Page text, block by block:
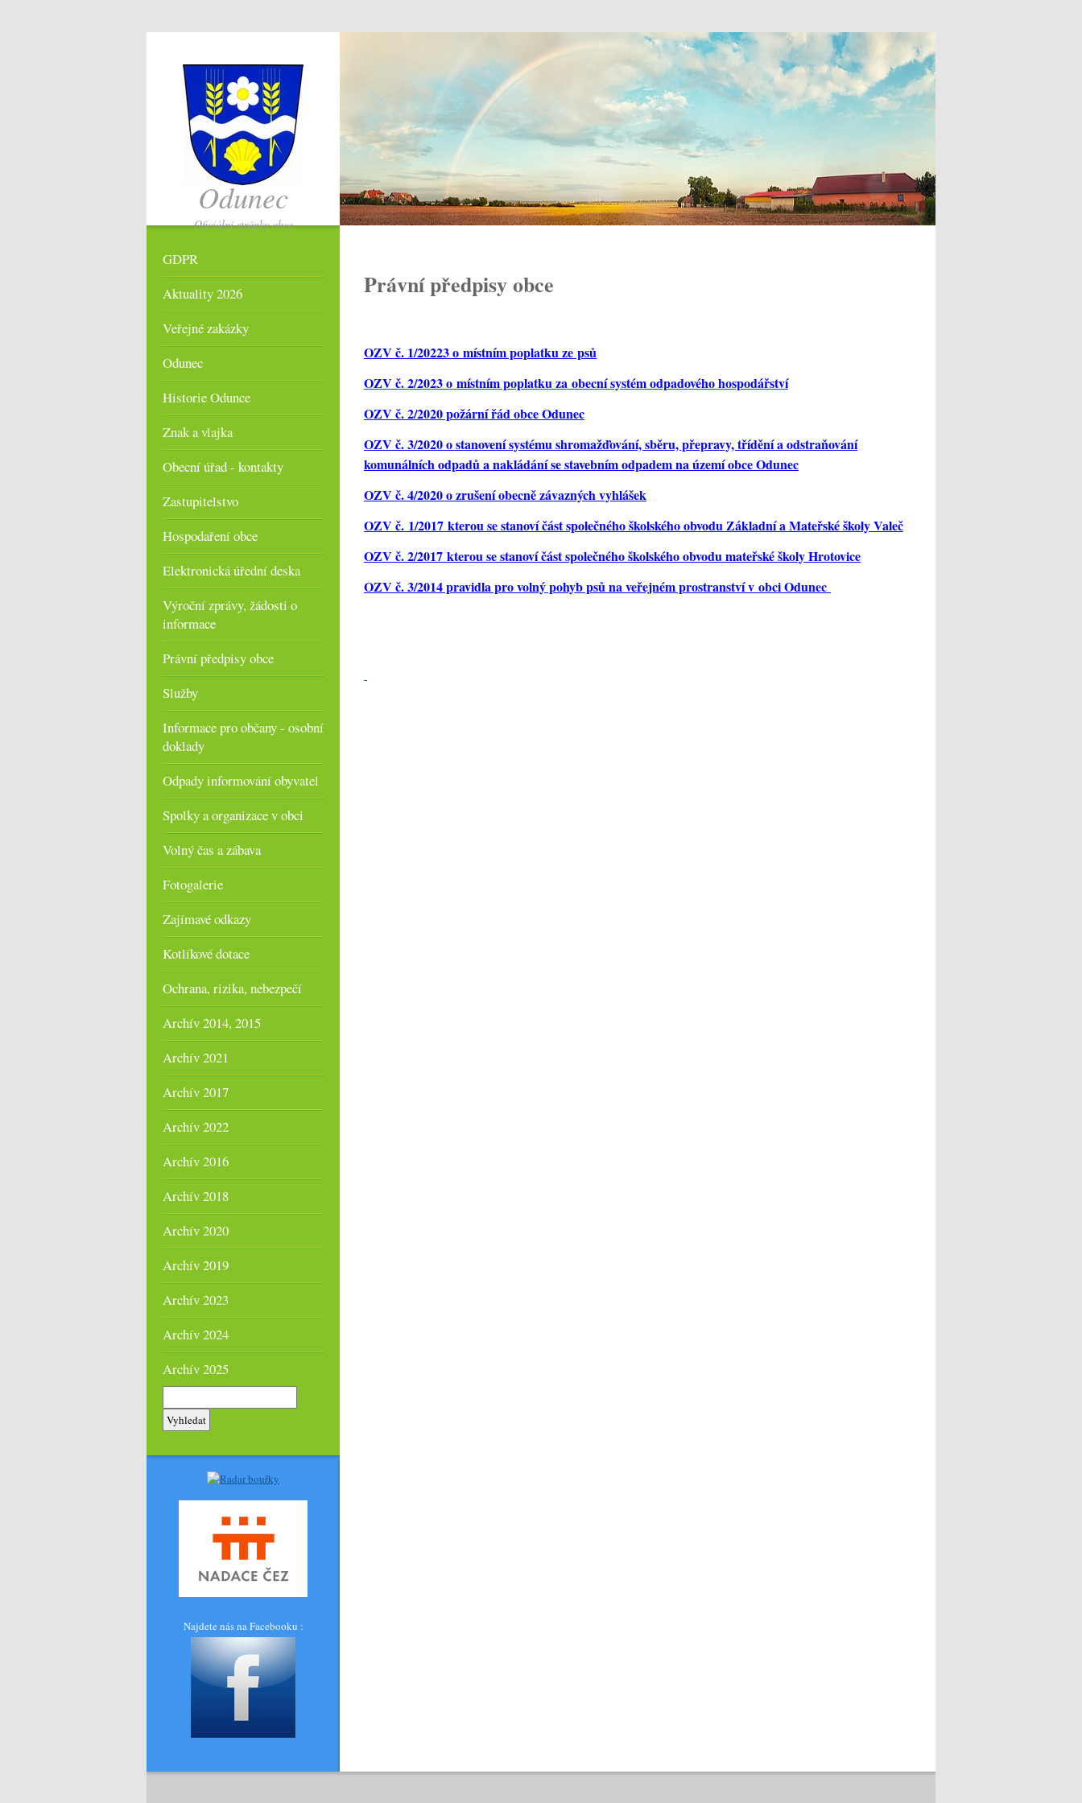
Odunec
Oficiální stránky obce
GDPR
Aktuality 2026
Veřejné zakázky
Odunec
Historie Odunce
Znak a vlajka
Obecní úřad - kontakty
Zastupitelstvo
Hospodaření obce
Elektronická úřední deska
Výroční zprávy, žádosti o
informace
Právní předpisy obce
Služby
Informace pro občany - osobní
doklady
Odpady informování obyvatel
Spolky a organizace v obci
Volný čas a zábava
Fotogalerie
Zajímavé odkazy
Kotlíkové dotace
Ochrana, rizika, nebezpečí
Archív 2014, 2015
Archív 2021
Archív 2017
Archív 2022
Archív 2016
Archív 2018
Archív 2020
Archív 2019
Archív 2023
Archív 2024
Archív 2025
Najdete nás na Facebooku :
Právní předpisy obce
OZV č. 1/20223 o místním poplatku ze psů
OZV č. 2/2023 o místním poplatku za obecní systém odpadového hospodářství
OZV č. 2/2020 požární řád obce Odunec
OZV č. 3/2020 o stanovení systému shromažďování, sběru, přepravy, třídění a odstraňování
komunálních odpadů a nakládání se stavebním odpadem na území obce Odunec
OZV č. 4/2020 o zrušení obecně závazných vyhlášek
OZV č. 1/2017 kterou se stanoví část společného školského obvodu Základní a Mateřské školy Valeč
OZV č. 2/2017 kterou se stanoví část společného školského obvodu mateřské školy Hrotovice
OZV č. 3/2014 pravidla pro volný pohyb psů na veřejném prostranství v obci Odunec